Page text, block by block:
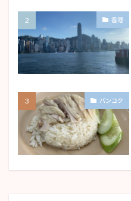
香港
バンコク